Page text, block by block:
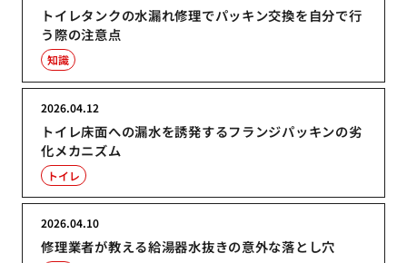
トイレタンクの水漏れ修理でパッキン交換を自分で行
う際の注意点
知識
トイレ床面への漏水を誘発するフランジパッキンの劣
化メカニズム
2026.04.12
トイレ
修理業者が教える給湯器水抜きの意外な落とし穴
2026.04.10